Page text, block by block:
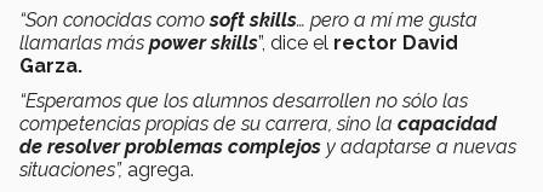
“Son conocidas comosoft skills… pero a mí me gusta
llamarlas más power skills”, dice el rector David
Garza.
“Esperamos que los alumnos desarrollen no sólo las
competencias propias de su carrera, sino la capacidad
de resolver problemas complejos y adaptarse a nuevas
situaciones”, agrega.